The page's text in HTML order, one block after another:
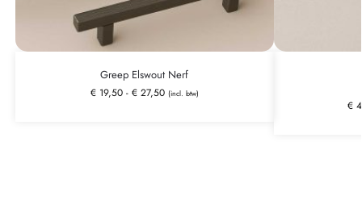
Greep Elswout Nerf
€19,50 - €27,50 (incl. btw)
€